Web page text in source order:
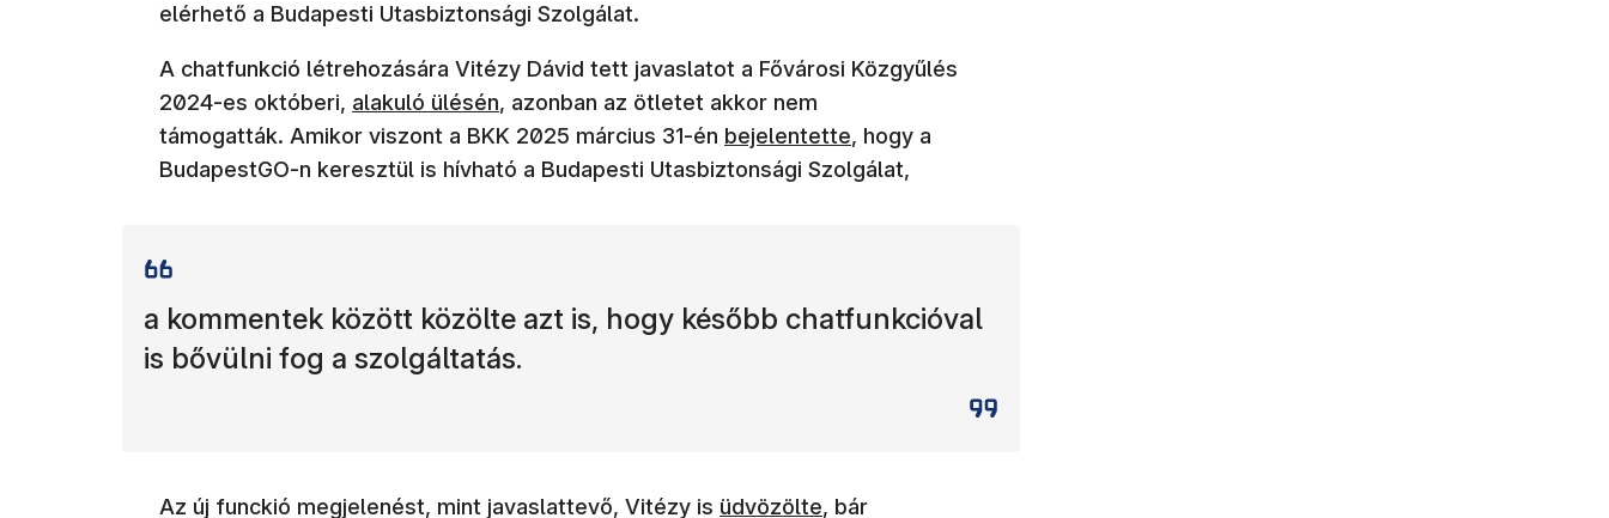
elérhető a Budapesti Utasbiztonsági Szolgálat.
A chatfunkció létrehozására Vitézy Dávid tett javaslatot a Fővárosi Közgyűlés
2024-es októberi, (új ablakban nyílik meg)
alakuló ülésén, azonban az ötletet akkor nem
támogatták. Amikor viszont a BKK 2025 március 31-én (új ablakban nyílik meg)
bejelentette, hogy a
BudapestGO-n keresztül is hívható a Budapesti Utasbiztonsági Szolgálat,
a kommentek között közölte azt is, hogy később chatfunkcióval
is bővülni fog a szolgáltatás.
Az új funckió megjelenést, mint javaslattevő, Vitézy is (új ablakban nyílik meg)
üdvözölte, bár